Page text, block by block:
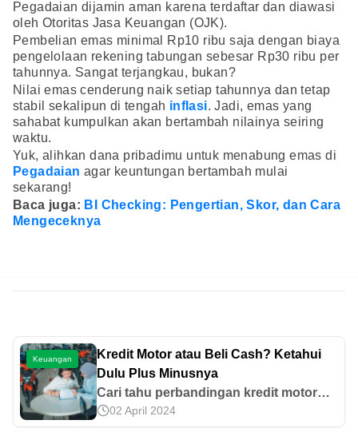
Pegadaian dijamin aman karena terdaftar dan diawasi
oleh Otoritas Jasa Keuangan (OJK).
Pembelian emas minimal Rp10 ribu saja dengan biaya
pengelolaan rekening tabungan sebesar Rp30 ribu per
tahunnya. Sangat terjangkau, bukan?
Nilai emas cenderung naik setiap tahunnya dan tetap
stabil sekalipun di tengah inflasi. Jadi, emas yang
sahabat kumpulkan akan bertambah nilainya seiring
waktu.
Yuk, alihkan dana pribadimu untuk menabung emas di
Pegadaian agar keuntungan bertambah mulai
sekarang!
Baca juga: BI Checking: Pengertian, Skor, dan Cara
Mengeceknya
Keuangan
Kredit Motor atau Beli Cash? Ketahui
Dulu Plus Minusnya
Cari tahu perbandingan kredit motor
dan beli cash, beserta kelebihan,
02 April 2024